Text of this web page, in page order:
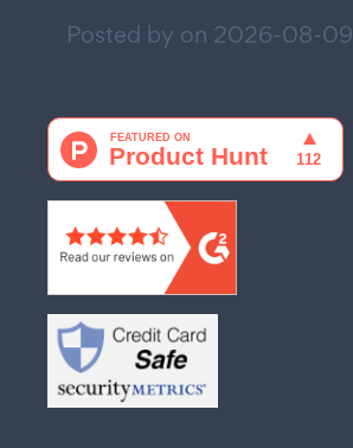
Posted by on 2026-08-09